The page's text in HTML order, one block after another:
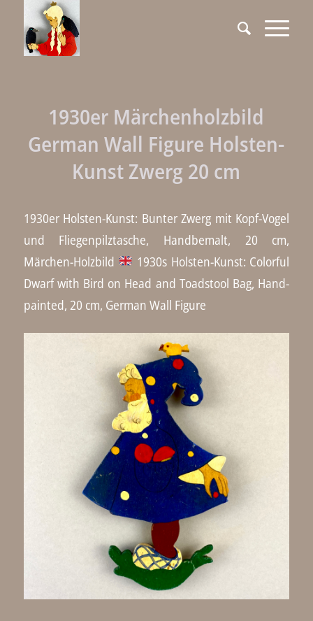
1930er Märchenholzbild
German Wall Figure Holsten-
Kunst Zwerg 20 cm
1930er Holsten-Kunst: Bunter Zwerg mit Kopf-Vogel
und Fliegenpilztasche, Handbemalt, 20 cm,
Märchen-Holzbild
1930s Holsten-Kunst: Colorful
Dwarf with Bird on Head and Toadstool Bag, Hand-
painted, 20 cm, German Wall Figure